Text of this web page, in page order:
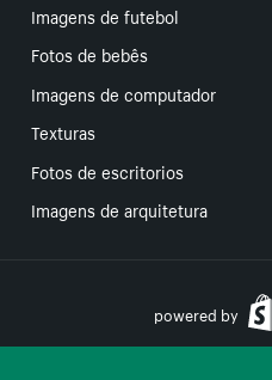
Imagens de futebol
Fotos de bebês
Imagens de computador
Texturas
Fotos de escritorios
Imagens de arquitetura
powered by